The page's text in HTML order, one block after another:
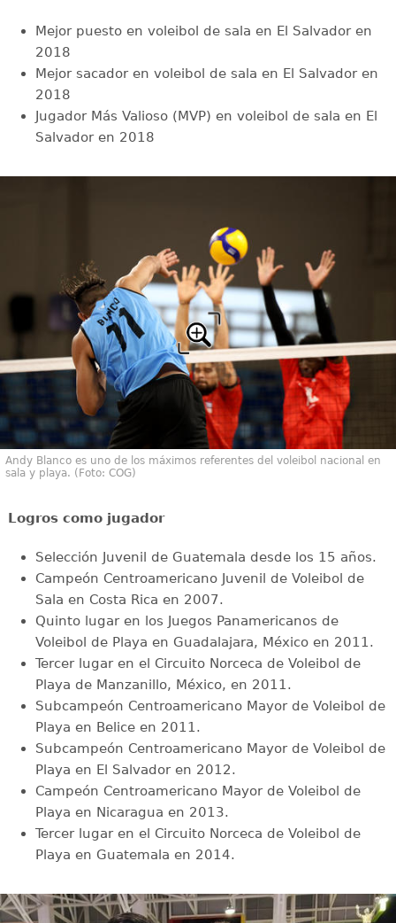
Mejor puesto en voleibol de sala en El Salvador en
2018
Mejor sacador en voleibol de sala en El Salvador en
2018
Jugador Más Valioso (MVP) en voleibol de sala en El
Salvador en 2018
Andy Blanco es uno de los máximos referentes del voleibol nacional en
sala y playa. (Foto: COG)
Logros como jugador
Selección Juvenil de Guatemala desde los 15 años.
Campeón Centroamericano Juvenil de Voleibol de
Sala en Costa Rica en 2007.
Quinto lugar en los Juegos Panamericanos de
Voleibol de Playa en Guadalajara, México en 2011.
Tercer lugar en el Circuito Norceca de Voleibol de
Playa de Manzanillo, México, en 2011.
Subcampeón Centroamericano Mayor de Voleibol de
Playa en Belice en 2011.
Subcampeón Centroamericano Mayor de Voleibol de
Playa en El Salvador en 2012.
Campeón Centroamericano Mayor de Voleibol de
Playa en Nicaragua en 2013.
Tercer lugar en el Circuito Norceca de Voleibol de
Playa en Guatemala en 2014.